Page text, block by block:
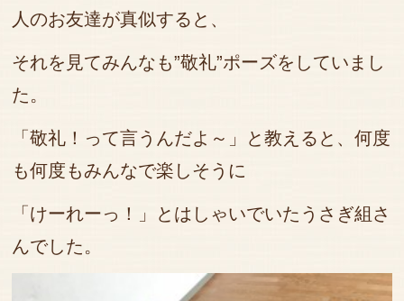
人のお友達が真似すると、
それを見てみんなも”敬礼”ポーズをしていまし
た。
「敬礼！って言うんだよ～」と教えると、何度
も何度もみんなで楽しそうに
「けーれーっ！」と はしゃいでいたうさぎ組さ
んでした。